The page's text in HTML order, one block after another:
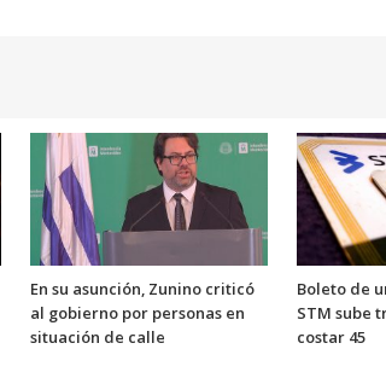
En su asunción, Zunino criticó
al gobierno por personas en
situación de calle
Boleto de
STM sube
costar 45